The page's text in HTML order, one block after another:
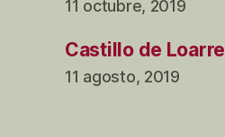
11 octubre, 2019
Castillo de Loarre
11 agosto, 2019